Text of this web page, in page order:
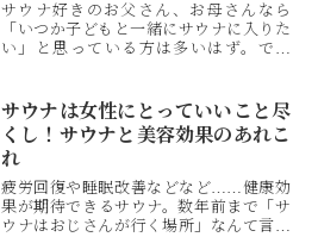
サウナ好きのお父さん、お母さんなら
「いつか子どもと一緒にサウナに入りた
い」と思っている方は多いはず。です
ます。たしかに小さな子どもにとってサ
ウナは刺激が強そうですが、なぜ子ども
はサウナに入ってはいけないのでしょう
か。また、何歳からであれば安全に楽し
めるのでしょうか。はじめてサウナに入
るときに気をつけたいことも一緒に解説
します。
サウナは女性にとっていいこと尽
くし！サウナと美容効果のあれこ
れ
疲労回復や睡眠改善などなど……健康効
果が期待できるサウナ。数年前まで「サ
ウナはおじさんが行く場所」なんて言わ